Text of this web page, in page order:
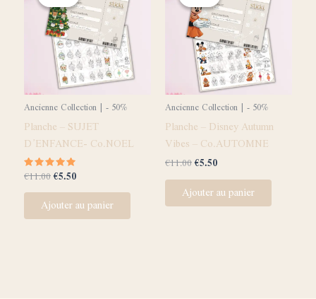
Ancienne Collection | - 50%
Planche – SUJET
D’ENFANCE- Co.NOEL
Note
sur 5
€11.00
était :
€11.00.
€5.50
est :
€5.50.
Ajouter au panier
Ancienne Collection | - 50%
Planche – Disney Autumn
Vibes – Co.AUTOMNE
€11.00
était :
€11.00.
€5.50
est :
€5.50.
Ajouter au panier